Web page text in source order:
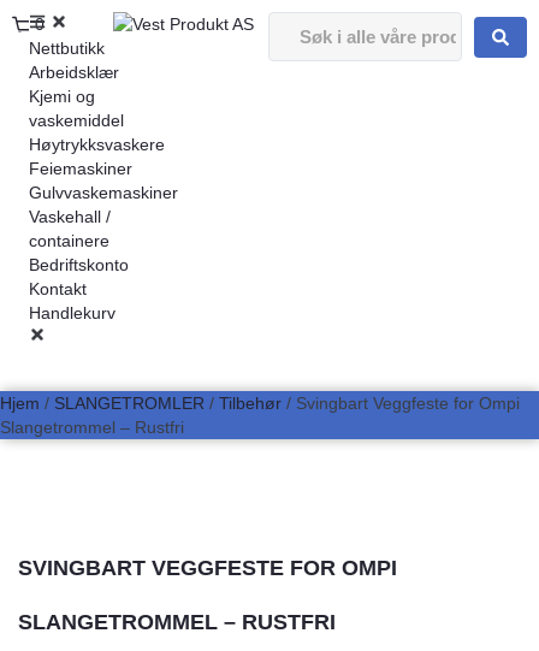
0
Nettbutikk
Arbeidsklær
Kjemi og
vaskemiddel
Høytrykksvaskere
Feiemaskiner
Gulvvaskemaskiner
Vaskehall /
containere
Bedriftskonto
Kontakt
Handlekurv
Hjem / SLANGETROMLER / Tilbehør / Svingbart Veggfeste for Ompi
Slangetrommel – Rustfri
SVINGBART VEGGFESTE FOR OMPI
SLANGETROMMEL – RUSTFRI